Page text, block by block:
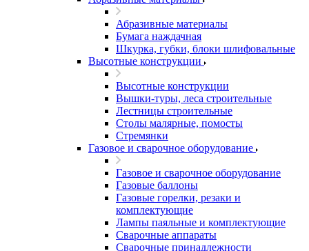
Абразивные материалы
Бумага наждачная
Шкурка, губки, блоки шлифовальные
Высотные конструкции
Высотные конструкции
Вышки-туры, леса строительные
Лестницы строительные
Столы малярные, помосты
Стремянки
Газовое и сварочное оборудование
Газовое и сварочное оборудование
Газовые баллоны
Газовые горелки, резаки и
комплектующие
Лампы паяльные и комплектующие
Сварочные аппараты
Сварочные принадлежности